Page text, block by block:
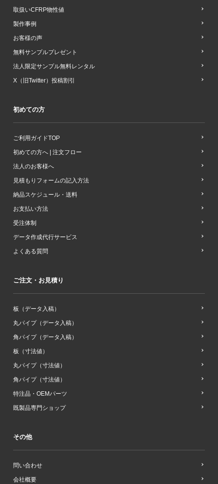
取扱いCFRP物性値
製作事例
お客様の声
無料サンプルプレゼント
法人限定サンプル無料レンタル
X（旧Twitter）投稿割引
初めての方
ご利用ガイドTOP
初めての方へ | 注文フロー
法人のお客様へ
見積もりフォームの記入方法
納品スケジュール・送料
お支払い方法
受注体制
データ作成代行サービス
よくある質問
ご注文・お見積り
板（データ入稿）
丸パイプ（データ入稿）
角パイプ（データ入稿）
板（寸法値）
丸パイプ（寸法値）
角パイプ（寸法値）
特注品・OEMパーツ
既製品専門ショップ
その他
問い合わせ
会社概要